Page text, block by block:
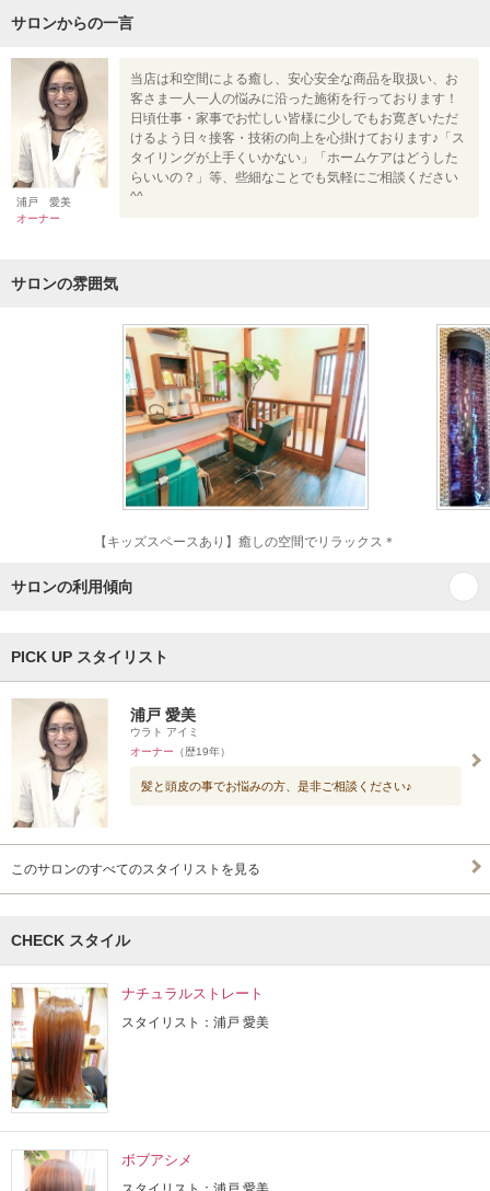
サロンからの一言
浦戸 愛美
オーナー
当店は和空間による癒し、安心安全な商品を取扱い、お
客さま一人一人の悩みに沿った施術を行っております！
日頃仕事・家事でお忙しい皆様に少しでもお寛ぎいただ
けるよう日々接客・技術の向上を心掛けております♪「ス
タイリングが上手くいかない」「ホームケアはどうした
らいいの？」等、些細なことでも気軽にご相談ください
^^
サロンの雰囲気
【キッズスペースあり】癒しの空間でリラックス＊
サロンの利用傾向
PICK UP スタイリスト
浦戸 愛美
ウラト アイミ
オーナー （歴19年）
髪と頭皮の事でお悩みの方、是非ご相談ください♪
このサロンのすべてのスタイリストを見る
CHECK スタイル
ナチュラルストレート
スタイリスト：浦戸 愛美
ボブアシメ